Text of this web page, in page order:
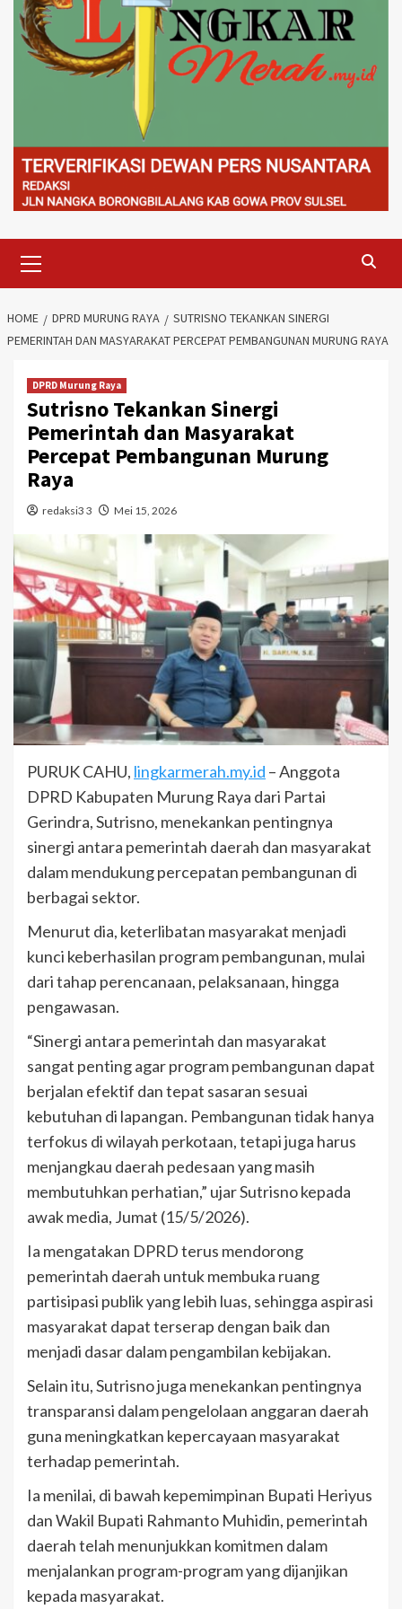
Menu
HOME DPRD MURUNG RAYA
SUTRISNO TEKANKAN SINERGI
PEMERINTAH DAN MASYARAKAT PERCEPAT PEMBANGUNAN MURUNG RAYA
DPRD Murung Raya
Sutrisno Tekankan Sinergi
Pemerintah dan Masyarakat
Percepat Pembangunan Murung
Raya
redaksi3 3 Mei 15, 2026
PURUK CAHU, lingkarmerah.my.id – Anggota
DPRD Kabupaten Murung Raya dari Partai
Gerindra, Sutrisno, menekankan pentingnya
sinergi antara pemerintah daerah dan masyarakat
dalam mendukung percepatan pembangunan di
berbagai sektor.
Menurut dia, keterlibatan masyarakat menjadi
kunci keberhasilan program pembangunan, mulai
dari tahap perencanaan, pelaksanaan, hingga
pengawasan.
“Sinergi antara pemerintah dan masyarakat
sangat penting agar program pembangunan dapat
berjalan efektif dan tepat sasaran sesuai
kebutuhan di lapangan. Pembangunan tidak hanya
terfokus di wilayah perkotaan, tetapi juga harus
menjangkau daerah pedesaan yang masih
membutuhkan perhatian,” ujar Sutrisno kepada
awak media, Jumat (15/5/2026).
Ia mengatakan DPRD terus mendorong
pemerintah daerah untuk membuka ruang
partisipasi publik yang lebih luas, sehingga aspirasi
masyarakat dapat terserap dengan baik dan
menjadi dasar dalam pengambilan kebijakan.
Selain itu, Sutrisno juga menekankan pentingnya
transparansi dalam pengelolaan anggaran daerah
guna meningkatkan kepercayaan masyarakat
terhadap pemerintah.
Ia menilai, di bawah kepemimpinan Bupati Heriyus
dan Wakil Bupati Rahmanto Muhidin, pemerintah
daerah telah menunjukkan komitmen dalam
menjalankan program-program yang dijanjikan
kepada masyarakat.